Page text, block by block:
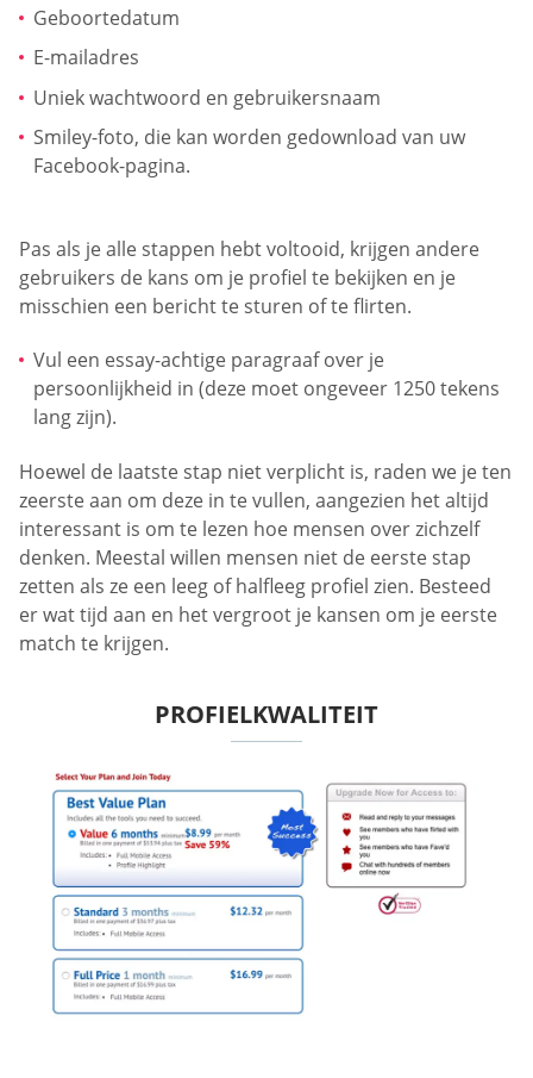
Geboortedatum
E-mailadres
Uniek wachtwoord en gebruikersnaam
Smiley-foto, die kan worden gedownload van uw
Facebook-pagina.
Pas als je alle stappen hebt voltooid, krijgen andere
gebruikers de kans om je profiel te bekijken en je
misschien een bericht te sturen of te flirten.
Vul een essay-achtige paragraaf over je
persoonlijkheid in (deze moet ongeveer 1250 tekens
lang zijn).
Hoewel de laatste stap niet verplicht is, raden we je ten
zeerste aan om deze in te vullen, aangezien het altijd
interessant is om te lezen hoe mensen over zichzelf
denken. Meestal willen mensen niet de eerste stap
zetten als ze een leeg of halfleeg profiel zien. Besteed
er wat tijd aan en het vergroot je kansen om je eerste
match te krijgen.
PROFIELKWALITEIT